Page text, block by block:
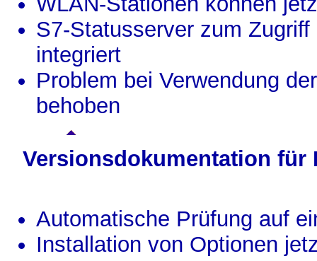
S7-Statusserver zum
integriert
Problem bei Verwendung
behoben
Versionsdokumentation für
Automatische Prüfung auf
Installation von Optionen